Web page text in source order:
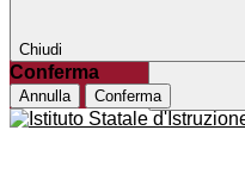
Chiudi
Conferma
Annulla Conferma